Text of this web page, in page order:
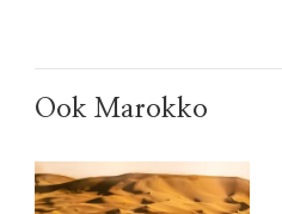
Ook Marokko